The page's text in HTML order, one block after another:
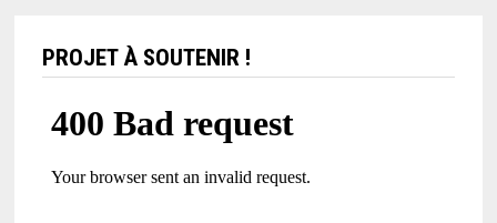
PROJET À SOUTENIR !